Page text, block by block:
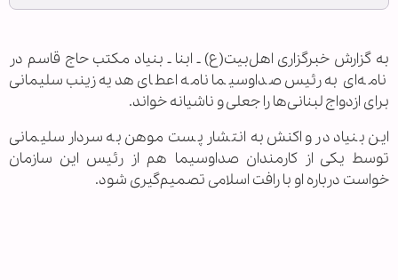
به گزارش خبرگزاری اهل‌بیت(ع) ـ ابنا ـ بنیاد مکتب حاج قاسم در
نامه‌ای به رئیس صداوسیما نامه اعطای هدیه زینب سلیمانی
برای ازدواج لبنانی‌ها را جعلی و ناشیانه خواند.
این بنیاد در واکنش به انتشار پست موهن به سردار سلیمانی
توسط یکی از کارمندان صداوسیما هم از رئیس این سازمان
خواست درباره او با رافت اسلامی تصمیم‌گیری شود.